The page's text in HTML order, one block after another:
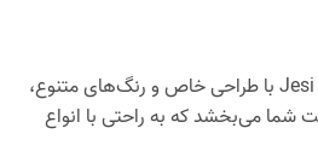
ساعت Jesi با طراحی خاص و رنگ‌های متنوع،
شما می‌بخشد که به راحتی با انواع